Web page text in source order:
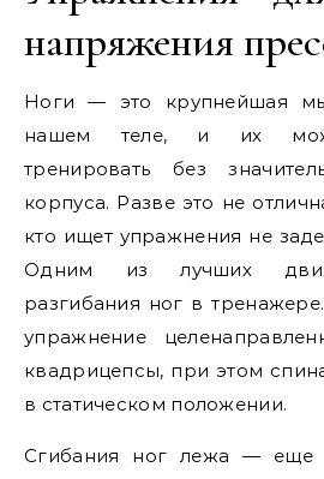
напряжения
Ноги — это крупнейшая
нашем теле, и их
тренировать без
корпуса. Разве это не
кто ищет упражнения не
Одним из лучших
разгибания ног в
упражнение
квадрицепсы, при этом
в статическом положении.
Сгибания ног лежа — еще